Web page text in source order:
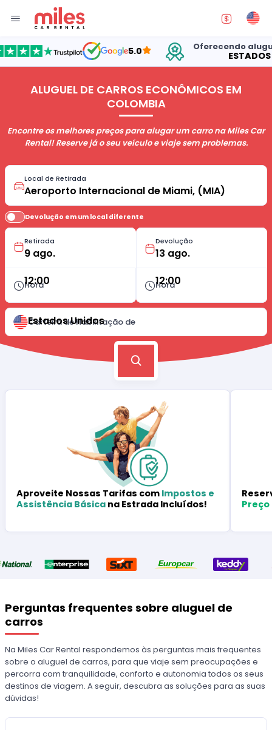
5.0 Oferecendo aluguel
ESTADOS
ALUGUEL DE CARROS ECONÔMICOS EM
COLOMBIA
Encontre os melhores preços para alugar um carro na Miles Car
Rental! Reserve já o seu veículo e viaje sem problemas.
Local de Retirada
Devolução em um local diferente
Retirada
Hora
12:00
Devolução
Hora
12:00
Carteira de Habilitação de
Estados Unidos
Aproveite Nossas Tarifas com Impostos e
Assistência Básica na Estrada Incluídos!
Preço
Perguntas frequentes sobre aluguel de
carros
Na Miles Car Rental respondemos às perguntas mais frequentes
sobre o aluguel de carros, para que viaje sem preocupações e
percorra com tranquilidade, conforto e autonomia todos os seus
destinos de viagem. A seguir, descubra as soluções para as suas
dúvidas!